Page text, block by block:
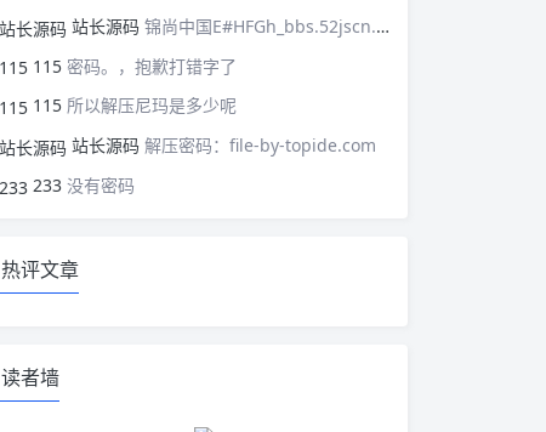
站长源码 锦尚中国E#HFGh_bbs.52jscn.comEYzhibo8
115 密码。，抱歉打错字了
115 所以解压尼玛是多少呢
站长源码 解压密码：file-by-topide.com
233 没有密码
热评文章
读者墙